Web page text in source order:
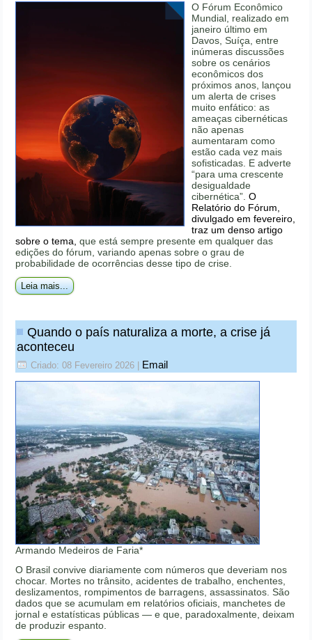
O Fórum Econômico
Mundial, realizado em
janeiro último em
Davos, Suíça, entre
inúmeras discussões
sobre os cenários
econômicos dos
próximos anos, lançou
um alerta de crises
muito enfático: as
ameaças cibernéticas
não apenas
aumentaram como
estão cada vez mais
sofisticadas. E adverte
“para uma crescente
desigualdade
cibernética”.O
Relatório do Fórum,
divulgado em fevereiro,
traz um denso artigo
sobre o tema, que está sempre presente em qualquer das
edições do fórum, variando apenas sobre o grau de
probabilidade de ocorrências desse tipo de crise.
Leia mais...
Quando o país naturaliza a morte, a crise já
aconteceu
Criado: 08 Fevereiro 2026 Email
Armando Medeiros de Faria*
O Brasil convive diariamente com números que deveriam nos
chocar. Mortes no trânsito, acidentes de trabalho, enchentes,
deslizamentos, rompimentos de barragens, assassinatos. São
dados que se acumulam em relatórios oficiais, manchetes de
jornal e estatísticas públicas — e que, paradoxalmente, deixam
de produzir espanto.